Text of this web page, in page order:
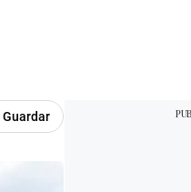
Guardar